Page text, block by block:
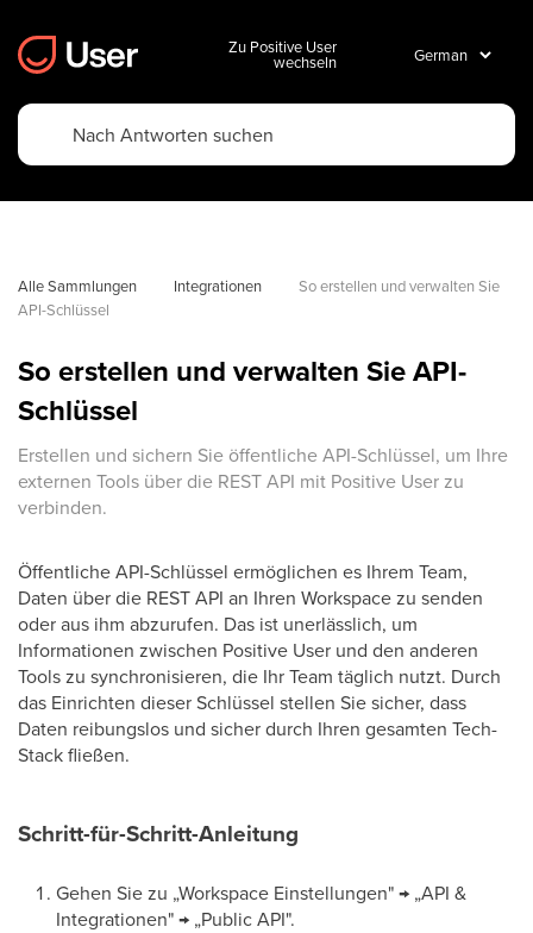
Zu Positive User
wechseln
Alle Sammlungen Integrationen
So erstellen und verwalten Sie
API-Schlüssel
So erstellen und verwalten Sie API-
Schlüssel
Erstellen und sichern Sie öffentliche API-Schlüssel, um Ihre
externen Tools über die REST API mit Positive User zu
verbinden.
Öffentliche API-Schlüssel ermöglichen es Ihrem Team,
Daten über die REST API an Ihren Workspace zu senden
oder aus ihm abzurufen. Das ist unerlässlich, um
Informationen zwischen Positive User und den anderen
Tools zu synchronisieren, die Ihr Team täglich nutzt. Durch
das Einrichten dieser Schlüssel stellen Sie sicher, dass
Daten reibungslos und sicher durch Ihren gesamten Tech-
Stack fließen.
Schritt-für-Schritt-Anleitung
Gehen Sie zu „Workspace Einstellungen" → „API &
Integrationen" → „Public API".